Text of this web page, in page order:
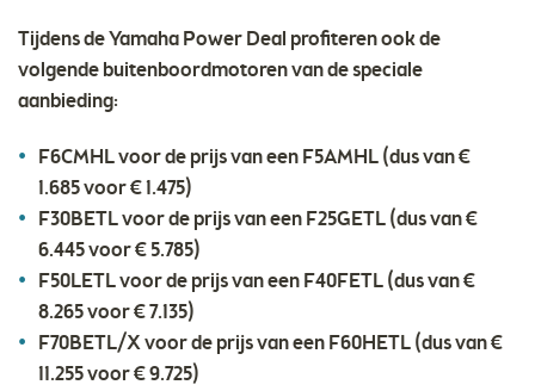
Tijdens de Yamaha Power Deal profiteren ook de
volgende buitenboordmotoren van de speciale
aanbieding:
F6CMHL voor de prijs van een F5AMHL (dus van €
1.685 voor € 1.475)
F30BETL voor de prijs van een F25GETL (dus van €
6.445 voor € 5.785)
F50LETL voor de prijs van een F40FETL (dus van €
8.265 voor € 7.135)
F70BETL/X voor de prijs van een F60HETL (dus van €
11.255 voor € 9.725)